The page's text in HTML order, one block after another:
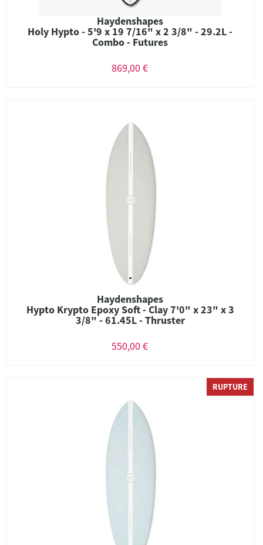
Haydenshapes
Holy Hypto - 5'9 x 19 7/16" x 2 3/8" - 29.2L -
Combo - Futures
869,00 €
Haydenshapes
Hypto Krypto Epoxy Soft - Clay 7'0" x 23" x 3
3/8" - 61.45L - Thruster
550,00 €
RUPTURE